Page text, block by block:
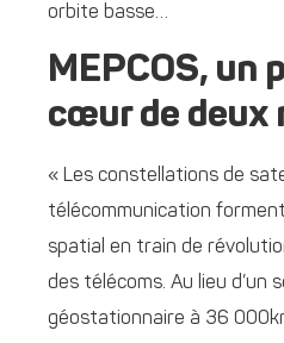
orbite basse…
MEPCOS, un
cœur de deux
« Les constellations de
télécommunication
spatial en train de
des télécoms. Au lieu d’un
géostationnaire à 36